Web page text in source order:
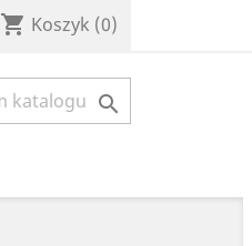
shopping_cart Koszyk (0)
